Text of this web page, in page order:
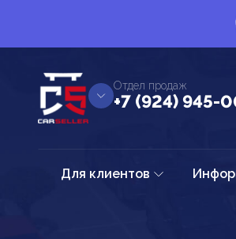
Отдел продаж
+7 (924) 945-
Для клиентов